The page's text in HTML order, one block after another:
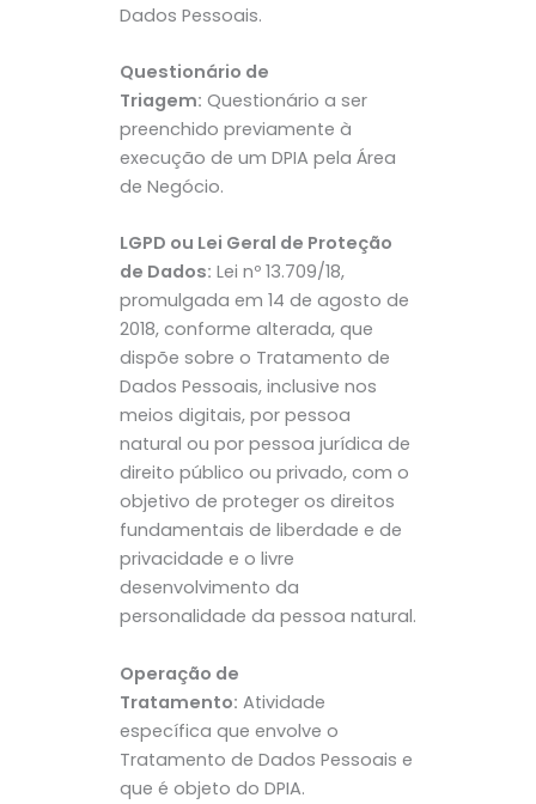
Dados Pessoais.
Questionário de
Triagem: Questionário a ser
preenchido previamente à
execução de um DPIA pela Área
de Negócio.
LGPD ou Lei Geral de Proteção
de Dados: Lei nº 13.709/18,
promulgada em 14 de agosto de
2018, conforme alterada, que
dispõe sobre o Tratamento de
Dados Pessoais, inclusive nos
meios digitais, por pessoa
natural ou por pessoa jurídica de
direito público ou privado, com o
objetivo de proteger os direitos
fundamentais de liberdade e de
privacidade e o livre
desenvolvimento da
personalidade da pessoa natural.
Operação de
Tratamento: Atividade
específica que envolve o
Tratamento de Dados Pessoais e
que é objeto do DPIA.